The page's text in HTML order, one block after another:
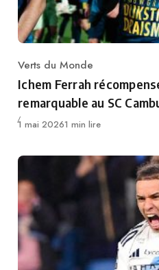
Category
Verts du Monde
Ichem Ferrah
remarquable au SC
Publié
1 mai 20261 min lire